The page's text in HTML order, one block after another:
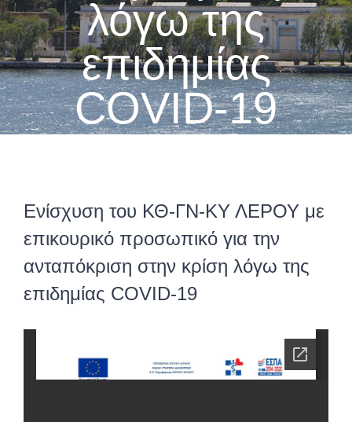
λόγω της
επιδημίας
COVID-19
Ενίσχυση του ΚΘ-ΓΝ-ΚΥ ΛΕΡΟΥ με
επικουρικό προσωπικό για την
ανταπόκριση στην κρίση λόγω της
επιδημίας COVID-19